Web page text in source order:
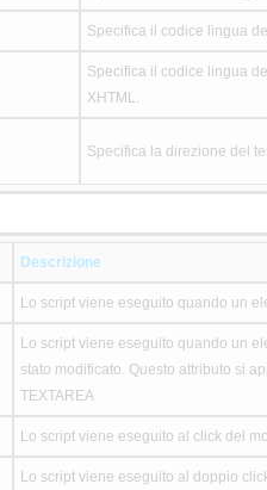
Specifica il codice lingua
Specifica il codice lingua
XHTML.
Specifica la direzione del
Descrizione
Lo script viene eseguito quando un
Lo script viene eseguito quando un
stato modificato. Questo attributo si
TEXTAREA
Lo script viene eseguito al click del
Lo script viene eseguito al doppio